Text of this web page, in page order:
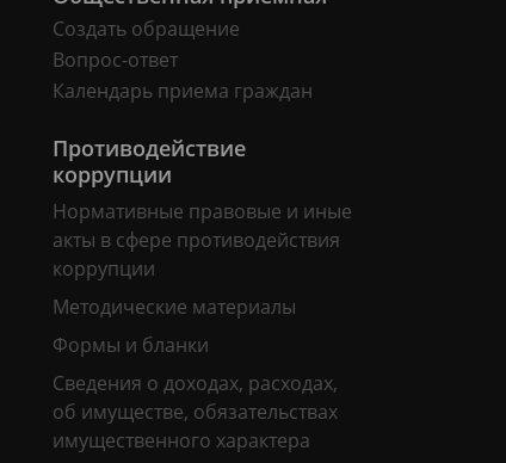
Создать обращение
Вопрос-ответ
Календарь приема граждан
Противодействие
коррупции
Нормативные правовые и иные
акты в сфере противодействия
коррупции
Методические материалы
Формы и бланки
Сведения о доходах, расходах,
об имуществе, обязательствах
имущественного характера